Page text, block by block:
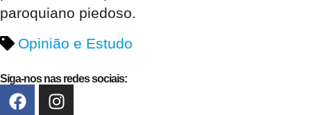
paroquiano piedoso.
Opinião e Estudo
Siga-nos nas redes sociais: